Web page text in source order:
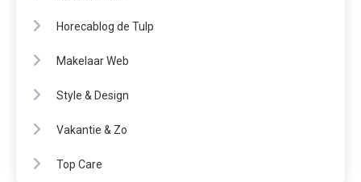
Horecablog de Tulp
Makelaar Web
Style & Design
Vakantie & Zo
Top Care